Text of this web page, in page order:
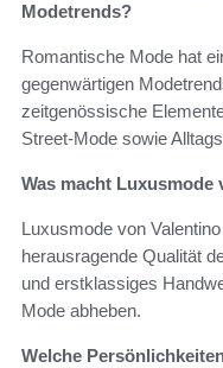
Modetrends?
Romantische Mode hat
gegenwärtigen
zeitgenössische
Street-Mode sowie
Was macht Luxusmode
Luxusmode von
herausragende Qualität
und erstklassiges
Mode abheben.
Welche